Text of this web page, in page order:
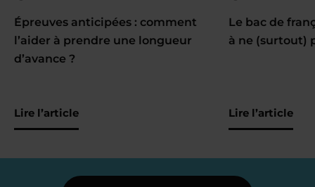
Épreuves anticipées : comment
l’aider à prendre une longueur
d’avance ?
Lire l’article
Le bac de
à ne (surtout)
Lire l’article